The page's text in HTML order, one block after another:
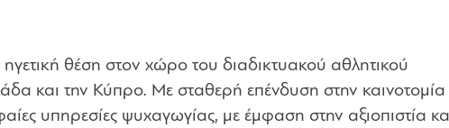
θέση στον χώρο του διαδικτυακού αθλητικού
και την Κύπρο. Με σταθερή επένδυση στην καινοτομία
υπηρεσίες ψυχαγωγίας, με έμφαση στην αξιοπιστία